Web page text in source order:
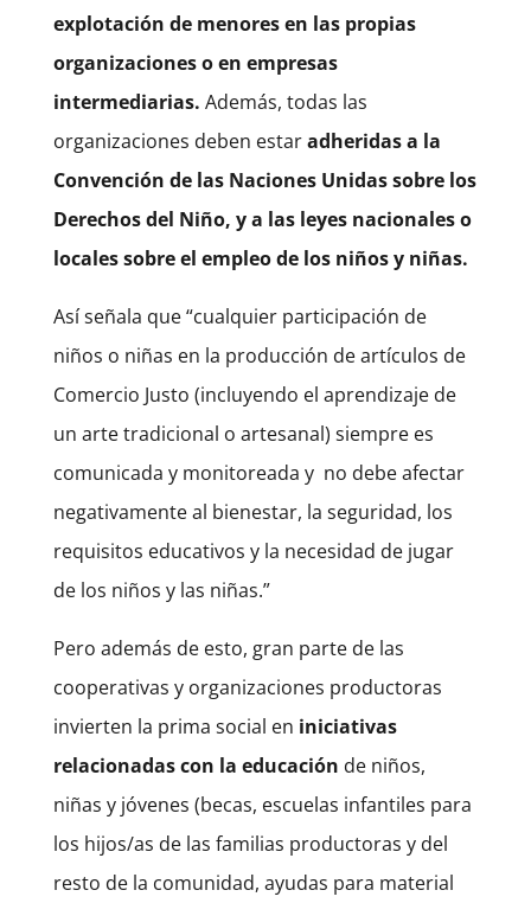
explotación de menores en las propias
organizaciones o en empresas
intermediarias. Además, todas las
organizaciones deben estaradheridas a la
Convención de las Naciones Unidas sobre los
Derechos del Niño, y a las leyes nacionales o
locales sobre el empleo de los niños y niñas.
Así señala que “cualquier participación de
niños o niñas en la producción de artículos de
Comercio Justo (incluyendo el aprendizaje de
un arte tradicional o artesanal) siempre es
comunicada y monitoreada y no debe afectar
negativamente al bienestar, la seguridad, los
requisitos educativos y la necesidad de jugar
de los niños y las niñas.”
Pero además de esto, gran parte de las
cooperativas y organizaciones productoras
invierten la prima social en iniciativas
relacionadas con la educación de niños,
niñas y jóvenes (becas, escuelas infantiles para
los hijos/as de las familias productoras y del
resto de la comunidad, ayudas para material